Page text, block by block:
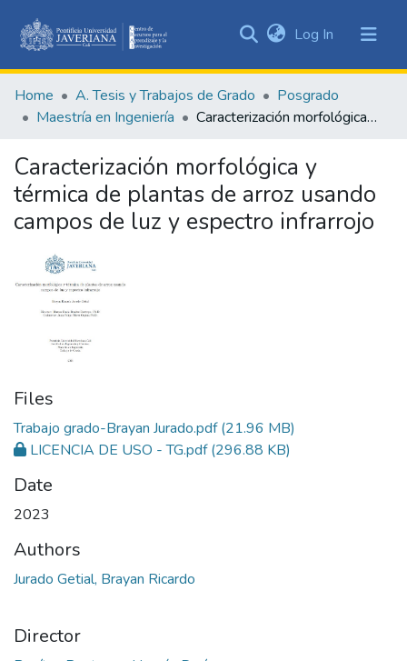
&
Collections
Statistics
Log In (current)
Home A. Tesis y Trabajos de Grado
Posgrado
Maestría en Ingeniería
Caracterización morfológica y térmica de plantas de arroz usando campos de luz y espectro infrarrojo
Caracterización morfológica y
térmica de plantas de arroz usando
campos de luz y espectro infrarrojo
Files
Trabajo grado-Brayan Jurado.pdf(21.96 MB)
LICENCIA DE USO - TG.pdf(296.88 KB)
Date
2023
Authors
Jurado Getial, Brayan Ricardo
Director